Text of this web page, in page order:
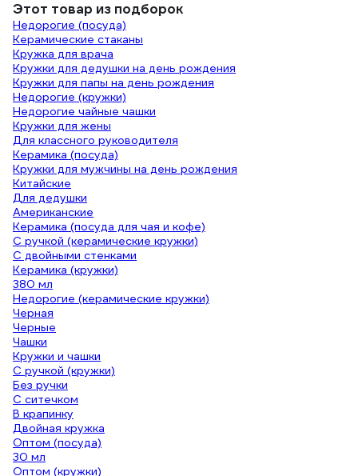
Этот товар из подборок
Недорогие (посуда)
Керамические стаканы
Кружка для врача
Кружки для дедушки на день рождения
Кружки для папы на день рождения
Недорогие (кружки)
Недорогие чайные чашки
Кружки для жены
Для классного руководителя
Керамика (посуда)
Кружки для мужчины на день рождения
Китайские
Для дедушки
Американские
Керамика (посуда для чая и кофе)
С ручкой (керамические кружки)
С двойными стенками
Керамика (кружки)
380 мл
Недорогие (керамические кружки)
Черная
Черные
Чашки
Кружки и чашки
С ручкой (кружки)
Без ручки
С ситечком
В крапинку
Двойная кружка
Оптом (посуда)
30 мл
Оптом (кружки)